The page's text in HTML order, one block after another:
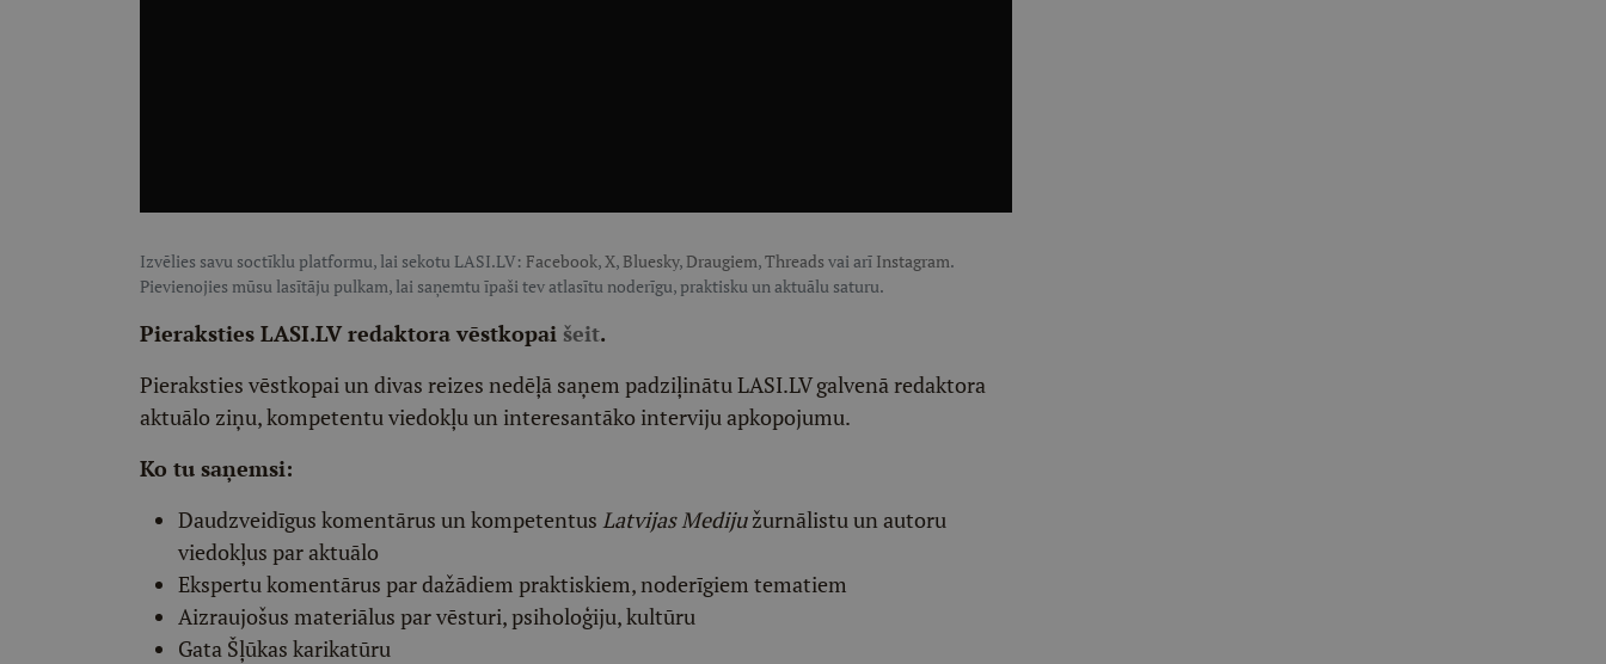
Izvēlies savu soctīklu platformu, lai sekotu LASI.LV: Facebook,X, Bluesky, Draugiem,Threads vai arī Instagram.
Pievienojies mūsu lasītāju pulkam, lai saņemtu īpaši tev atlasītu noderīgu, praktisku un aktuālu saturu.
Pieraksties LASI.LV redaktora vēstkopai šeit.
Pieraksties vēstkopai un divas reizes nedēļā saņem padziļinātu LASI.LV galvenā redaktora
aktuālo ziņu, kompetentu viedokļu un interesantāko interviju apkopojumu.
Ko tu saņemsi:
Daudzveidīgus komentārus un kompetentus Latvijas Medijužurnālistu un autoru
viedokļus par aktuālo
Ekspertu komentārus par dažādiem praktiskiem, noderīgiem tematiem
Aizraujošus materiālus par vēsturi, psiholoģiju, kultūru
Gata Šļūkas karikatūru